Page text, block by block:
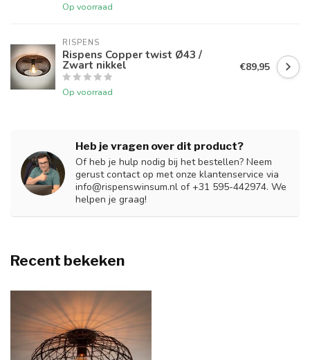
Op voorraad
RISPENS
Rispens Copper twist Ø43 /
Zwart nikkel
Op voorraad
€89,95
Heb je vragen over dit product?
Of heb je hulp nodig bij het bestellen? Neem
gerust contact op met onze klantenservice via
info@rispenswinsum.nl of +31 595-442974. We
helpen je graag!
Recent bekeken